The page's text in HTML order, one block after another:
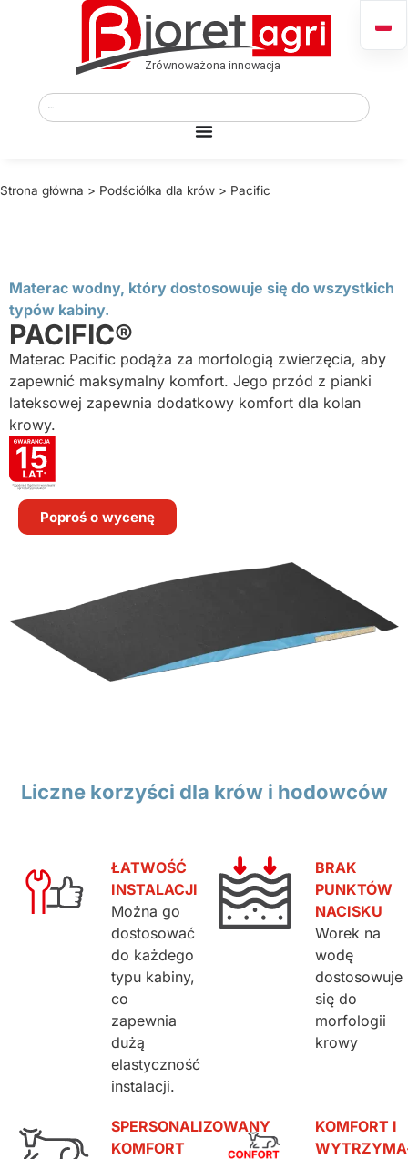
Strona główna > Podściółka dla krów > Pacific
Materac wodny, który dostosowuje się do wszystkich
typów kabiny.
PACIFIC®
Materac Pacific podąża za morfologią zwierzęcia, aby
zapewnić maksymalny komfort. Jego przód z pianki
lateksowej zapewnia dodatkowy komfort dla kolan
krowy.
Poproś o wycenę
Liczne korzyści dla krów i hodowców
ŁATWOŚĆ
INSTALACJI
Można go
dostosować
do każdego
typu kabiny,
co
zapewnia
dużą
elastyczność
instalacji.
BRAK
PUNKTÓW
NACISKU
Worek na
wodę
dostosowuje
się do
morfologii
krowy
SPERSONALIZOWANY
KOMFORT
KOMFORT I